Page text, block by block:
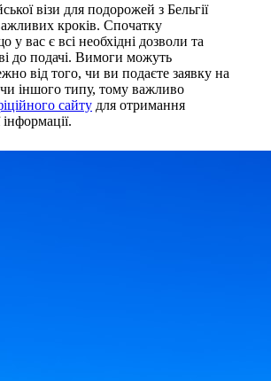
візи для подорожей з Бельгії
кроків. Спочатку
у вас є всі необхідні дозволи та
до подачі. Вимоги можуть
від того, чи ви подаєте заявку на
іншого типу, тому важливо
сайту для отримання